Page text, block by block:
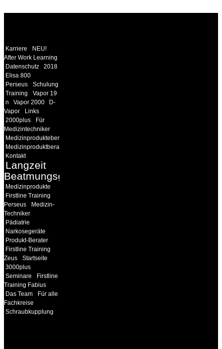
Karriere
NEU!
After Work Learning
Datenschutz
2018
Elisa 800
Perseus
Schulung
Training
Vapor 19
n
Vapor 2000
D-
Vapor
Links
2000plus
Für
Medizintechniker
Medizinprodukteberater
Medizinproduktberater
Kontakt
Langzeit
Beatmungsgeräte
Medizinprodukte
Firstline Training
Perseus
Medizin-
Techniker
Pädiatrie
Narkosegeräte
Produkt-Berater
Firstline Training
Zeus
Startseite
3000plus
Seminare
Firstline
Training Fabius
Das Team
Für alle
Fachkreise
Schraubkupplung